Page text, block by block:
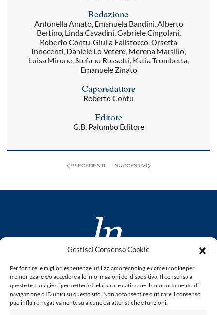
Gestisci Consenso Cookie
Per fornire le migliori esperienze, utilizziamo tecnologie come i cookie per
memorizzare e/o accedere alle informazioni del dispositivo. Il consenso a
queste tecnologie ci permetterà di elaborare dati come il comportamento di
navigazione o ID unici su questo sito. Non acconsentire o ritirare il consenso
può influire negativamente su alcune caratteristiche e funzioni.
Redazione
Antonella Amato, Emanuela Bandini, Alberto
Bertino, Linda Cavadini, Gabriele Cingolani,
Roberto Contu, Giulia Falistocco, Orsetta
Innocenti, Daniele Lo Vetere, Morena Marsilio,
Luisa Mirone, Stefano Rossetti, Katia Trombetta,
Emanuele Zinato
Caporedattore
Roberto Contu
Editore
G.B. Palumbo Editore
PRECEDENTI SUCCESSIVI
www.laletteraturaenoi.it
fondato da Romano Luperini
Questo blog non rappresenta una testata giornalistica in
quanto viene aggiornato senza alcuna periodicità. Non può